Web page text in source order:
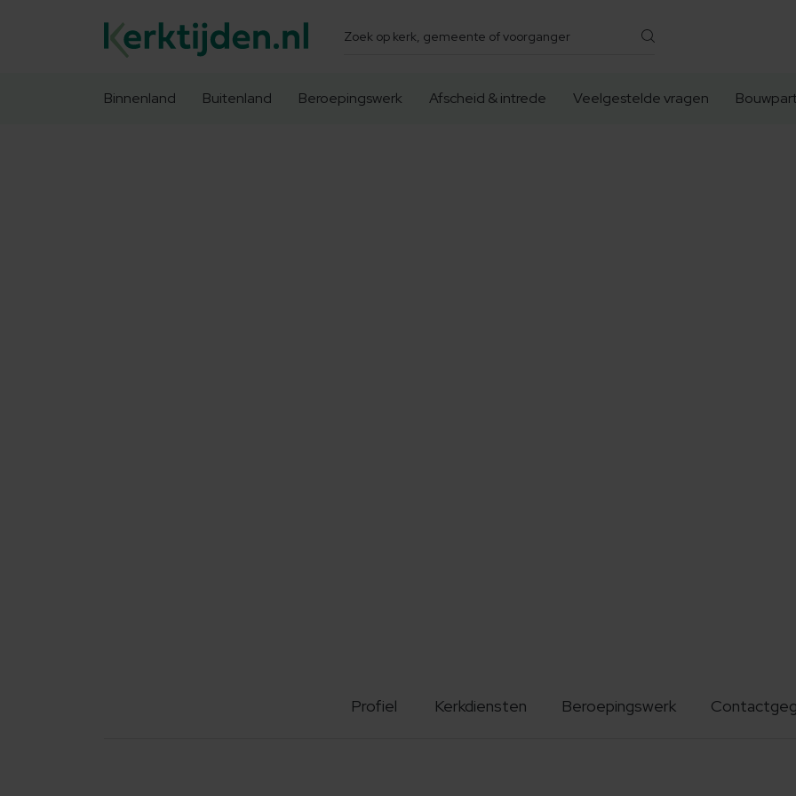
Zoeken
Binnenland Buitenland Beroepingswerk Afscheid & intrede Veelgestelde vragen
Profiel Kerkdiensten Beroepingswerk